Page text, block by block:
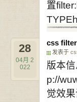
置
css
发表于
28
04月 2
022
版本
p://
觉效